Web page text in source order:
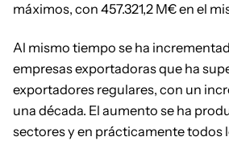
máximos, con 457.321,2 M€ en el
Al mismo tiempo se ha
empresas exportadoras que ha
exportadores regulares, con un
una década. El aumento se ha
sectores y en prácticamente todos